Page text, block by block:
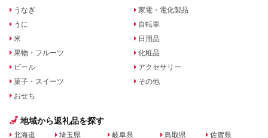
うなぎ
うに
米
果物・フルーツ
ビール
菓子・スイーツ
おせち
家電・電化製品
自転車
日用品
化粧品
アクセサリー
その他
地域から返礼品を探す
北海道 埼玉県 岐阜県 鳥取県 佐賀県